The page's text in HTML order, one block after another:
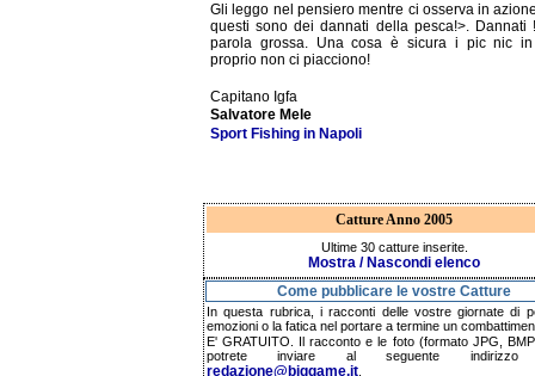
Gli leggo nel pensiero mentre ci osserva in
questi sono dei dannati della pesca!>. Dannati
parola grossa. Una cosa è sicura i pic nic in
proprio non ci piacciono!
Capitano Igfa
Salvatore Mele
Sport Fishing in Napoli
Catture Anno 2005
Ultime 30 catture inserite.
Mostra / Nascondi elenco
Come pubblicare le vostre Catture
In questa rubrica, i racconti delle vostre giornate di
emozioni o la fatica nel portare a termine un
E' GRATUITO. Il racconto e le foto (formato JPG,
potrete inviare al seguente indirizzo
redazione@biggame.it